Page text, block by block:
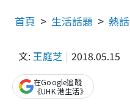
首頁 生活話題 熱話
文: 王庭芝 2018.05.15
在Google追蹤
《UHK 港生活》